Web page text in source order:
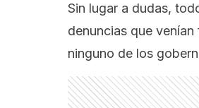
Sin lugar a dudas,
denuncias que
ninguno de los